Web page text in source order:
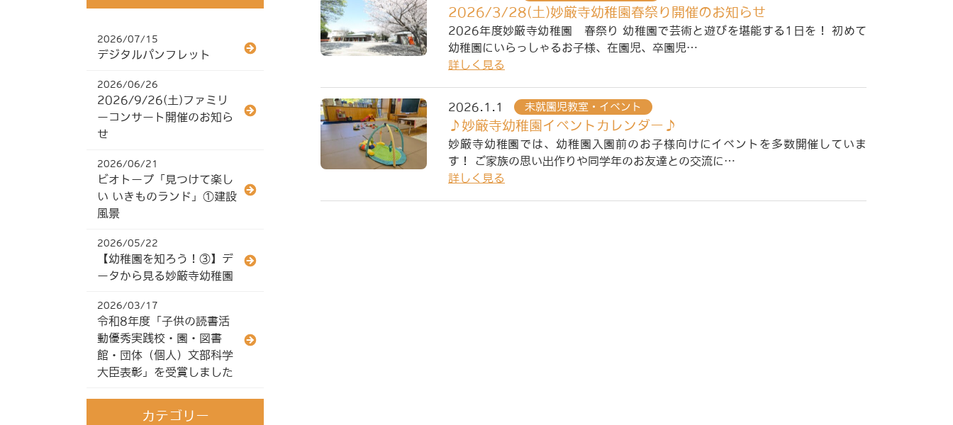
2026/3/28(土)妙厳寺幼稚園春祭り開催のお知らせ
2026年度妙厳寺幼稚園 春祭り 幼稚園で芸術と遊びを堪能する1日を！ 初めて
幼稚園にいらっしゃるお子様、在園児、卒園児…
詳しく見る
2026.1.1 未就園児教室・イベント
♪妙厳寺幼稚園イベントカレンダー♪
妙厳寺幼稚園では、幼稚園入園前のお子様向けにイベントを多数開催していま
す！ ご家族の思い出作りや同学年のお友達との交流に…
詳しく見る
2026/07/15
デジタルパンフレット
2026/06/26
2026/9/26(土)ファミリ
ーコンサート開催のお知ら
せ
2026/06/21
ビオトープ「見つけて楽し
い いきものランド」①建設
風景
2026/05/22
【幼稚園を知ろう！③】デ
ータから見る妙厳寺幼稚園
2026/03/17
令和8年度「子供の読書活
動優秀実践校・園・図書
館・団体（個人）文部科学
大臣表彰」を受賞しました
カテゴリー